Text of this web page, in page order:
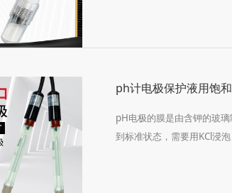
ph计电极保护液用饱
pH电极的膜是由含钾的玻
到标准状态，需要用KCl浸